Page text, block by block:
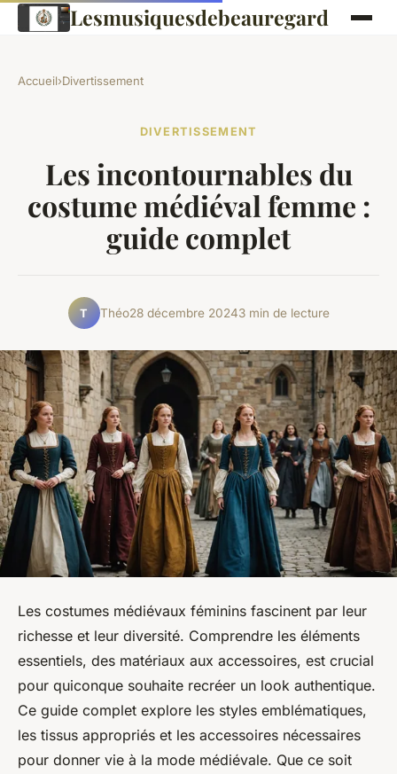
Lesmusiquesdebeauregard
Accueil›Divertissement
DIVERTISSEMENT
Les incontournables du
costume médiéval femme :
guide complet
T Théo28 décembre 20243 min de lecture
Les costumes médiévaux féminins fascinent par leur
richesse et leur diversité. Comprendre les éléments
essentiels, des matériaux aux accessoires, est crucial
pour quiconque souhaite recréer un look authentique.
Ce guide complet explore les styles emblématiques,
les tissus appropriés et les accessoires nécessaires
pour donner vie à la mode médiévale. Que ce soit